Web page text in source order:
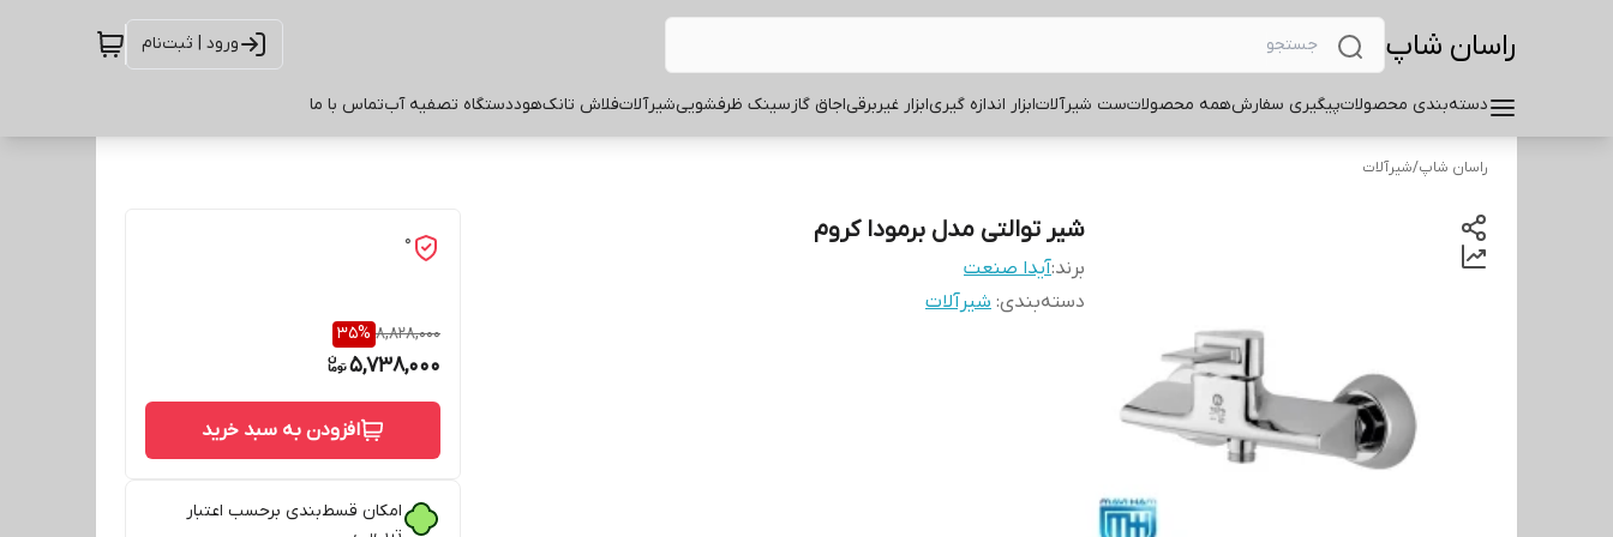
راسان شاپ ورود | ثبت‌نام
دسته‌بندی محصولاتپیگیری سفارشهمه محصولاتست شیرآلاتابزار اندازه گیریابزار غیربرقیاجاق گازسینک ظرفشوییشیرآلاتفلاش تانکهوددستگاه تصفیه آبتماس با ما
راسان شاپ/شیرآلات
شیر توالتی مدل برمودا کروم
برند:آیدا صنعت
دسته‌بندی: شیرآلات
0
8,828,000
35%
5,738,000
افزودن به سبد خرید
امکان قسط‌بندی برحسب اعتبار